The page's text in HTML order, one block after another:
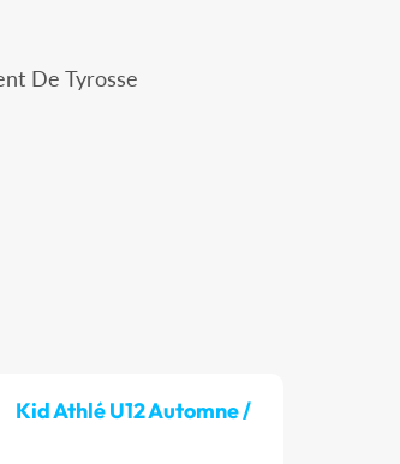
De Tyrosse
Kid Athlé U12 Automne /